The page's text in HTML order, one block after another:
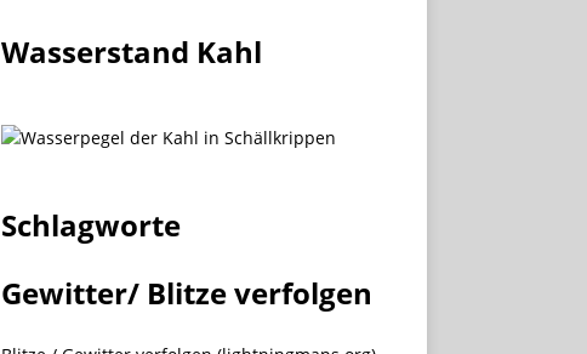
Wasserstand Kahl
Schlagworte
Gewitter/ Blitze verfolgen